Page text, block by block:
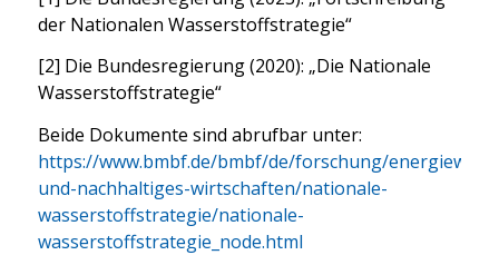
der Natio­na­len Was­ser­stoff­stra­te­gie“
[2] Die Bun­des­re­gie­rung (2020): „Die Natio­na­le
Was­ser­stoff­stra­te­gie“
Bei­de Doku­men­te sind abruf­bar unter:
https://www.bmbf.de/bmbf/de/forschung/
und-nachhaltiges-wirtschaften/nationale-
wasserstoffstrategie/nationale-
wasserstoffstrategie_node.html